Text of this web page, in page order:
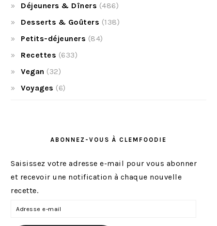
Déjeuners & Dîners (486)
Desserts & Goûters (138)
Petits-déjeuners (84)
Recettes (633)
Vegan (32)
Voyages (6)
ABONNEZ-VOUS À CLEMFOODIE
Saisissez votre adresse e-mail pour vous abonner
et recevoir une notification à chaque nouvelle
recette.